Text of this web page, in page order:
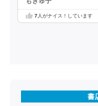
7人がナイス！しています
書